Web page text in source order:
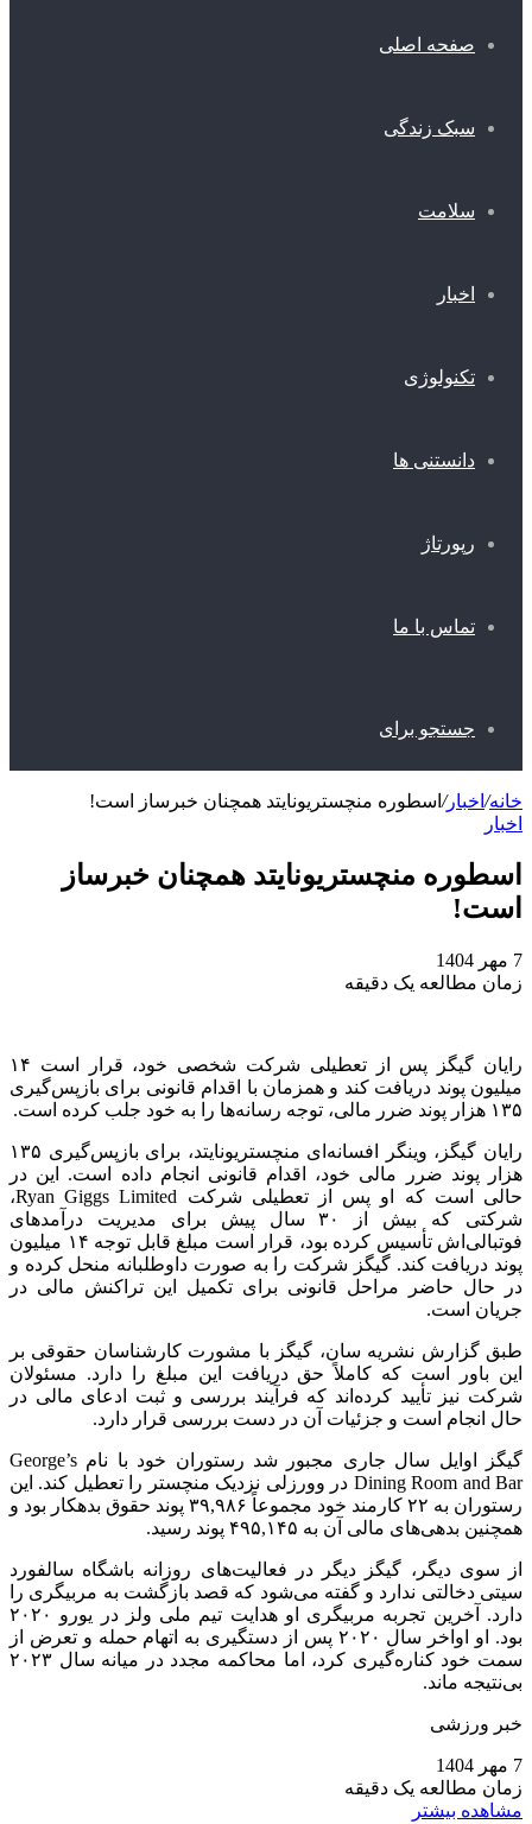
صفحه اصلی
سبک زندگی
سلامت
اخبار
تکنولوژی
دانستنی ها
رپورتاژ
تماس با ما
جستجو برای
خانه/ اخبار/ اسطوره منچستریونایتد همچنان خبرساز است!
اخبار
اسطوره منچستریونایتد همچنان خبرساز
است!
7 مهر 1404
زمان مطالعه یک دقیقه
رایان گیگز پس از تعطیلی شرکت شخصی خود، قرار است ۱۴
میلیون پوند دریافت کند و همزمان با اقدام قانونی برای بازپس‌گیری
۱۳۵ هزار پوند ضرر مالی، توجه رسانه‌ها را به خود جلب کرده است.
رایان گیگز، وینگر افسانه‌ای منچستریونایتد، برای بازپس‌گیری ۱۳۵
هزار پوند ضرر مالی خود، اقدام قانونی انجام داده است. این در
حالی است که او پس از تعطیلی شرکت Ryan Giggs Limited،
شرکتی که بیش از ۳۰ سال پیش برای مدیریت درآمدهای
فوتبالی‌اش تأسیس کرده بود، قرار است مبلغ قابل توجه ۱۴ میلیون
پوند دریافت کند. گیگز شرکت را به صورت داوطلبانه منحل کرده و
در حال حاضر مراحل قانونی برای تکمیل این تراکنش مالی در
جریان است.
طبق گزارش نشریه سان، گیگز با مشورت کارشناسان حقوقی بر
این باور است که کاملاً حق دریافت این مبلغ را دارد. مسئولان
شرکت نیز تأیید کرده‌اند که فرآیند بررسی و ثبت ادعای مالی در
حال انجام است و جزئیات آن در دست بررسی قرار دارد.
گیگز اوایل سال جاری مجبور شد رستوران خود با نام George’s
Dining Room and Bar در وورزلی نزدیک منچستر را تعطیل کند. این
رستوران به ۲۲ کارمند خود مجموعاً ۳۹,۹۸۶ پوند حقوق بدهکار بود و
همچنین بدهی‌های مالی آن به ۴۹۵,۱۴۵ پوند رسید.
از سوی دیگر، گیگز دیگر در فعالیت‌های روزانه باشگاه سالفورد
سیتی دخالتی ندارد و گفته می‌شود که قصد بازگشت به مربیگری را
دارد. آخرین تجربه مربیگری او هدایت تیم ملی ولز در یورو ۲۰۲۰
بود. او اواخر سال ۲۰۲۰ پس از دستگیری به اتهام حمله و تعرض از
سمت خود کناره‌گیری کرد، اما محاکمه مجدد در میانه سال ۲۰۲۳
بی‌نتیجه ماند.
خبر ورزشی
7 مهر 1404
زمان مطالعه یک دقیقه
مشاهده بیشتر